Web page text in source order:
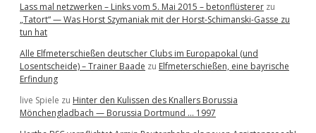
Lass mal netzwerken – Links vom 5. Mai 2015 – betonflüsterer zu
„Tatort“ — Was Horst Szymaniak mit der Horst-Schimanski-Gasse zu
tun hat
Alle Elfmeterschießen deutscher Clubs im Europapokal (und
Losentscheide) – Trainer Baade zu Elfmeterschießen, eine bayrische
Erfindung
live Spiele zu Hinter den Kulissen des Knallers Borussia
Mönchengladbach — Borussia Dortmund … 1997